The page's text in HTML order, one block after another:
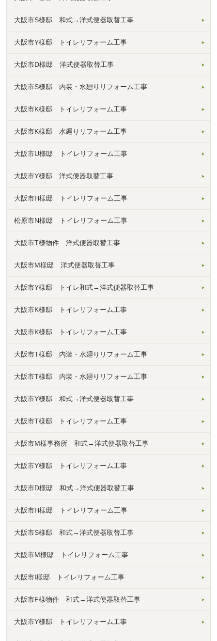
大阪市S様邸 和式→洋式便器取替工事
大阪市Y様邸 トイレリフォーム工事
大阪市D様邸 洋式便器取替工事
大阪市S様邸 内装・水廻りリフォーム工事
大阪市K様邸 トイレリフォーム工事
大阪市K様邸 水廻りリフォーム工事
大阪市U様邸 トイレリフォーム工事
大阪市Y様邸 洋式便器取替工事
大阪市H様邸 トイレリフォーム工事
松原市N様邸 トイレリフォーム工事
大阪市T様物件 洋式便器取替工事
大阪市M様邸 洋式便器取替工事
大阪市Y様邸 トイレ和式→洋式便器取替工事
大阪市K様邸 トイレリフォーム工事
大阪市K様邸 トイレリフォーム工事
大阪市T様邸 内装・水廻りリフォーム工事
大阪市T様邸 内装・水廻りリフォーム工事
大阪市Y様邸 和式→洋式便器取替工事
大阪市T様邸 トイレリフォーム工事
大阪市M様事務所 和式→洋式便器取替工事
大阪市Y様邸 トイレリフォーム工事
大阪市D様邸 和式→洋式便器取替工事
大阪市H様邸 トイレリフォーム工事
大阪市S様邸 和式→洋式便器取替工事
大阪市M様邸 トイレリフォーム工事
大阪市I様邸 トイレリフォーム工事
大阪市F様物件 和式→洋式便器取替工事
大阪市Y様邸 トイレリフォーム工事